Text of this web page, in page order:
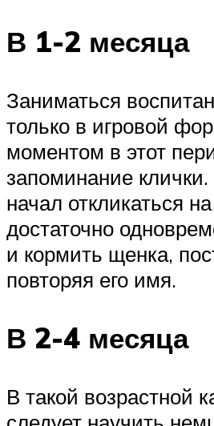
В 1-2 месяца
Заниматься
только в игровой
моментом в этот
запоминание
начал откликаться
достаточно
и кормить щенка,
повторяя его имя.
В 2-4 месяца
В такой возрастной